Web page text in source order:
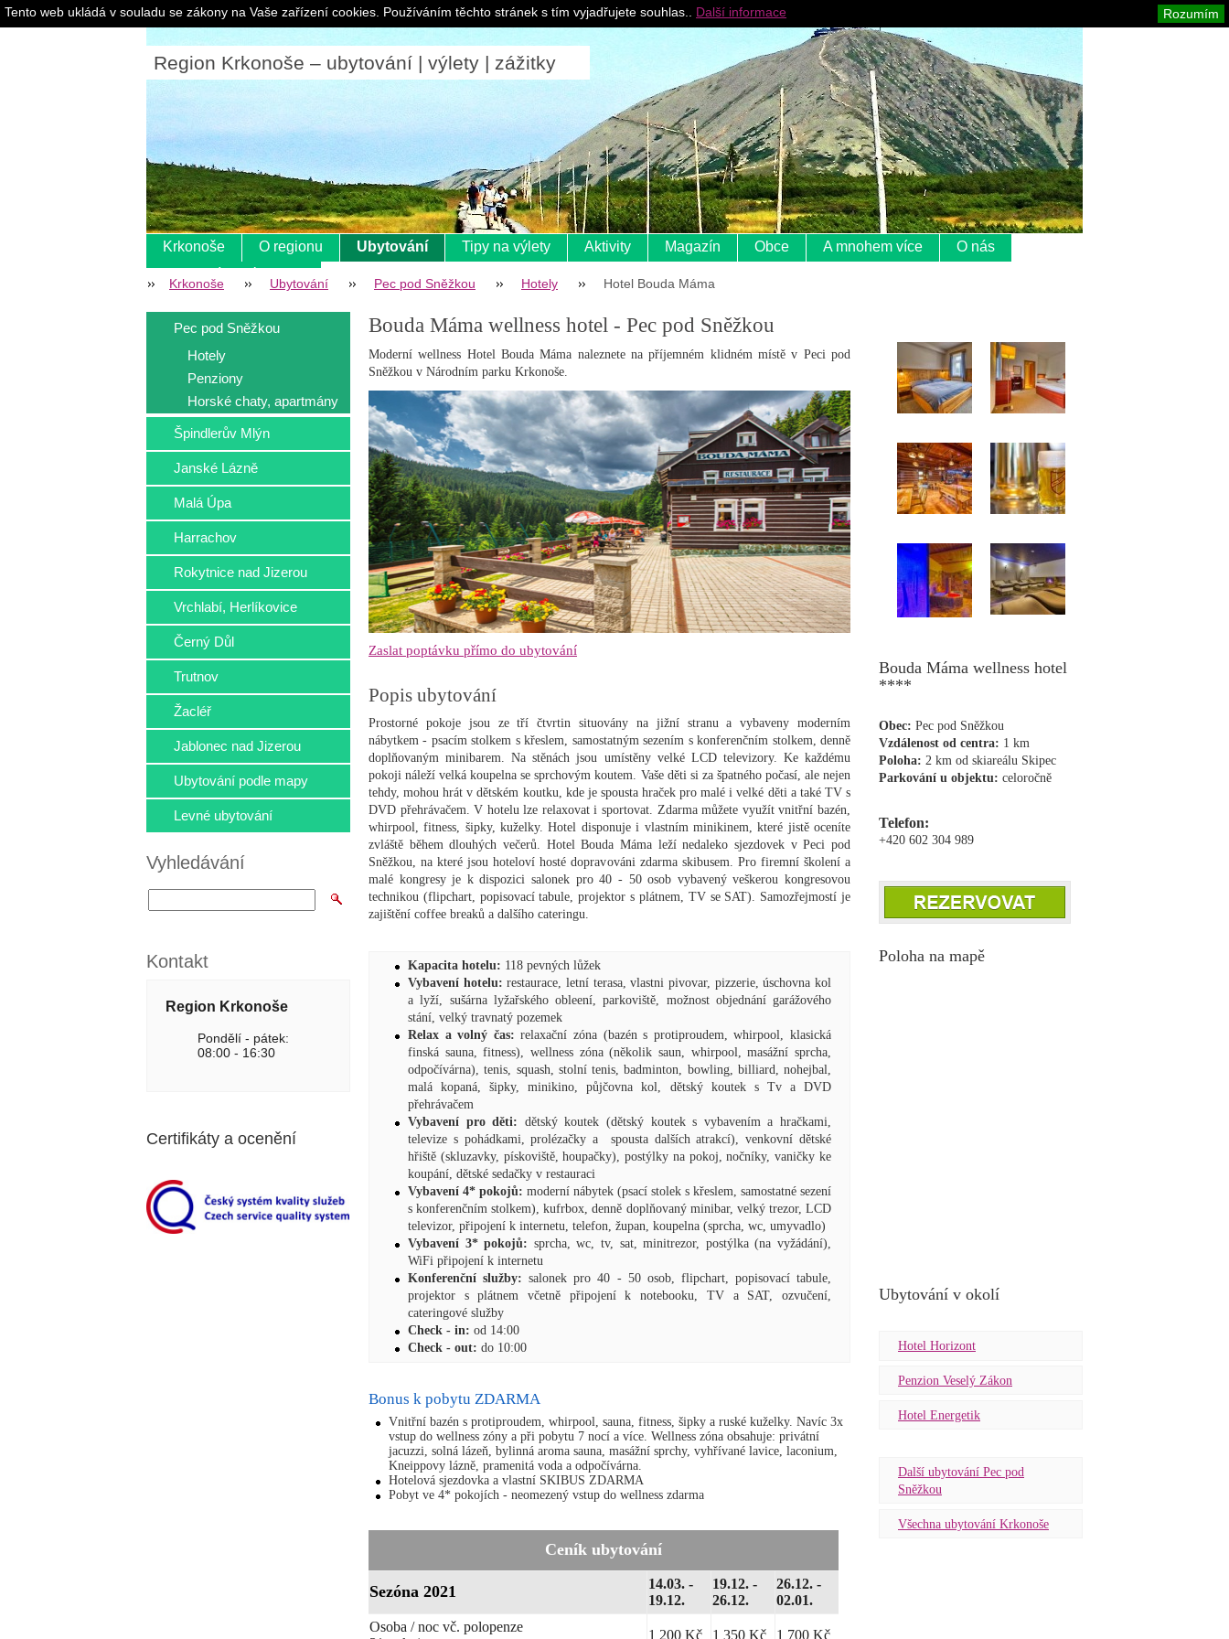
Region Krkonoše – ubytování | výlety | zážitky
Pro ubytovatele
Krkonoše O regionu Ubytování Tipy na výlety Aktivity Magazín Obce A mnohem více
O nás
Krkonoše Ubytování Pec pod Sněžkou Hotely Hotel Bouda Máma
Bouda Máma wellness hotel
****
Obec: Pec pod Sněžkou
Vzdálenost od centra: 1 km
Poloha: 2 km od skiareálu Skipec
Parkování u objektu: celoročně
Telefon:
+420 602 304 989
Poloha na mapě
Ubytování v okolí
Hotel Horizont
Penzion Veselý Zákon
Hotel Energetik
Další ubytování Pec pod
Sněžkou
Všechna ubytování Krkonoše
Bouda Máma wellness hotel - Pec pod Sněžkou
Moderní wellness Hotel Bouda Máma naleznete na příjemném klidném místě v Peci pod
Sněžkou v Národním parku Krkonoše.
Zaslat poptávku přímo do ubytování
Popis ubytování
Prostorné pokoje jsou ze tří čtvrtin situovány na jižní stranu a vybaveny moderním
nábytkem - psacím stolkem s křeslem, samostatným sezením s konferenčním stolkem, denně
doplňovaným minibarem. Na stěnách jsou umístěny velké LCD televizory. Ke každému
pokoji náleží velká koupelna se sprchovým koutem. Vaše děti si za špatného počasí, ale nejen
tehdy, mohou hrát v dětském koutku, kde je spousta hraček pro malé i velké děti a také TV s
DVD přehrávačem. V hotelu lze relaxovat i sportovat. Zdarma můžete využít vnitřní bazén,
whirpool, fitness, šipky, kuželky. Hotel disponuje i vlastním minikinem, které jistě oceníte
zvláště během dlouhých večerů. Hotel Bouda Máma leží nedaleko sjezdovek v Peci pod
Sněžkou, na které jsou hoteloví hosté dopravováni zdarma skibusem. Pro firemní školení a
malé kongresy je k dispozici salonek pro 40 - 50 osob vybavený veškerou kongresovou
technikou (flipchart, popisovací tabule, projektor s plátnem, TV se SAT). Samozřejmostí je
zajištění coffee breaků a dalšího cateringu.
Kapacita hotelu: 118 pevných lůžek
Vybavení hotelu: restaurace, letní terasa, vlastni pivovar, pizzerie, úschovna kol
a lyží, sušárna lyžařského obleení, parkoviště, možnost objednání garážového
stání, velký travnatý pozemek
Relax a volný čas:relaxační zóna (bazén s protiproudem, whirpool, klasická
finská sauna, fitness), wellness zóna (několik saun, whirpool, masážní sprcha,
odpočívárna), tenis, squash, stolní tenis, badminton, bowling, billiard, nohejbal,
malá kopaná, šipky, minikino, půjčovna kol, dětský koutek s Tv a DVD
přehrávačem
Vybavení pro děti: dětský koutek (dětský koutek s vybavením a hračkami,
televize s pohádkami, prolézačky a spousta dalších atrakcí), venkovní dětské
hřiště (skluzavky, pískoviště, houpačky), postýlky na pokoj, nočníky, vaničky ke
koupání, dětské sedačky v restauraci
Vybavení 4* pokojů: moderní nábytek (psací stolek s křeslem, samostatné sezení
s konferenčním stolkem), kufrbox, denně doplňovaný minibar, velký trezor, LCD
televizor, připojení k internetu, telefon, župan, koupelna (sprcha, wc, umyvadlo)
Vybavení 3* pokojů: sprcha, wc, tv, sat, minitrezor, postýlka (na vyžádání),
WiFi připojení k internetu
Konferenční služby: salonek pro 40 - 50 osob, flipchart, popisovací tabule,
projektor s plátnem včetně připojení k notebooku, TV a SAT, ozvučení,
cateringové služby
Check - in: od 14:00
Check - out: do 10:00
Bonus k pobytu ZDARMA
Vnitřní bazén s protiproudem, whirpool, sauna, fitness, šipky a ruské kuželky. Navíc 3x
vstup do wellness zóny a při pobytu 7 nocí a více. Wellness zóna obsahuje: privátní
jacuzzi, solná lázeň, bylinná aroma sauna, masážní sprchy, vyhřívané lavice, laconium,
Kneippovy lázně, pramenitá voda a odpočívárna.
Hotelová sjezdovka a vlastní SKIBUS ZDARMA
Pobyt ve 4* pokojích - neomezený vstup do wellness zdarma
Ceník ubytování
Sezóna 2021
14.03. -
19.12.
19.12. -
26.12.
26.12. -
02.01.
Osoba / noc vč. polopenze
1 200 Kč 1 350 Kč 1 700 Kč
Pec pod Sněžkou
Hotely
Penziony
Horské chaty, apartmány
Špindlerův Mlýn
Janské Lázně
Malá Úpa
Harrachov
Rokytnice nad Jizerou
Vrchlabí, Herlíkovice
Černý Důl
Trutnov
Žacléř
Jablonec nad Jizerou
Ubytování podle mapy
Levné ubytování
Vyhledávání
Kontakt
Region Krkonoše
Pondělí - pátek:
08:00 - 16:30
Certifikáty a ocenění
Tento web ukládá v souladu se zákony na Vaše zařízení cookies. Používáním těchto stránek s tím vyjadřujete souhlas.. Rozumím
Další informace